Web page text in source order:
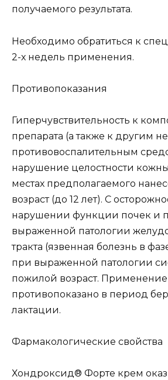
получаемого результата.
Необходимо обратиться к
2-х недель применения.
Противопоказания
Гиперчувствительность к
препарата (а также к другим
противовоспалительным
нарушение целостности
местах предполагаемого
возраст (до 12 лет). С
нарушении функции почек и
выраженной патологии
тракта (язвенная болезнь в
при выраженной патологии
пожилой возраст. Применение
противопоказано в период
лактации.
Фармакологические свойства
Хондроксид® Форте крем